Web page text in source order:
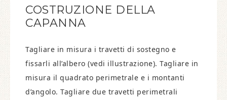
COSTRUZIONE DELLA
CAPANNA
Tagliare in misura i travetti di sostegno e
fissarli all’albero (vedi illustrazione). Tagliare in
misura il quadrato perimetrale e i montanti
d’angolo. Tagliare due travetti perimetrali